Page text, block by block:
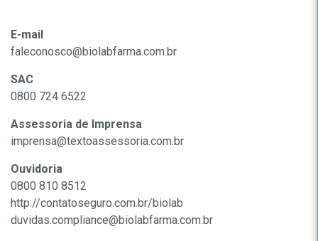
E-mail
faleconosco@biolabfarma.com.br
SAC
0800 724 6522
Assessoria de Imprensa
imprensa@textoassessoria.com.br
Ouvidoria
0800 810 8512
http://contatoseguro.com.br/biolab
duvidas.compliance@biolabfarma.com.br